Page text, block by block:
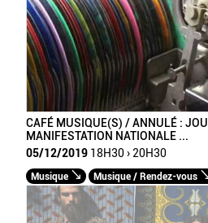
CAFÉ MUSIQUE(S) / ANNULÉ :
MANIFESTATION NATIONALE ...
05/12/2019 18H30 › 20H30
Musique Musique / Rendez-vous